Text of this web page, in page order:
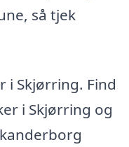
så tjek
i Skjørring. Find
i Skjørring og